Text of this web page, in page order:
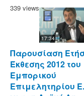
339 views
17:34
Παρουσίαση
Έκθεσης 2012 του
Εμπορικού
Επιμελητηρίου